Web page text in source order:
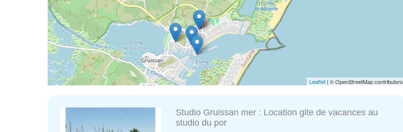
Leaflet | © OpenStreetMap contributors
Studio Gruissan mer : Location gite de vacances au
studio du por